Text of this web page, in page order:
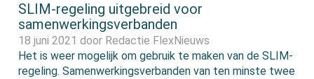
SLIM-regeling uitgebreid voor
samenwerkingsverbanden
18 juni 2021 door Redactie FlexNieuws
Het is weer mogelijk om gebruik te maken van de SLIM-
regeling. Samenwerkingsverbanden van ten minste twee